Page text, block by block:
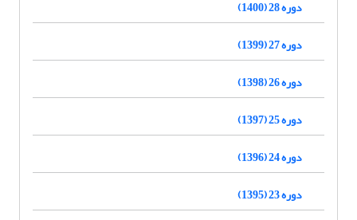
دوره 28 (1400)
دوره 27 (1399)
دوره 26 (1398)
دوره 25 (1397)
دوره 24 (1396)
دوره 23 (1395)